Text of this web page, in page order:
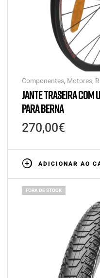
Componentes, Motores,
JANTE TRASEIRA COM
PARA BERNA
270,00€
ADICIONAR AO
FORA DE STOCK